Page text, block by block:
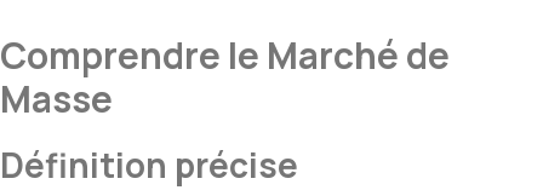
Comprendre le Marché de
Masse
Définition précise